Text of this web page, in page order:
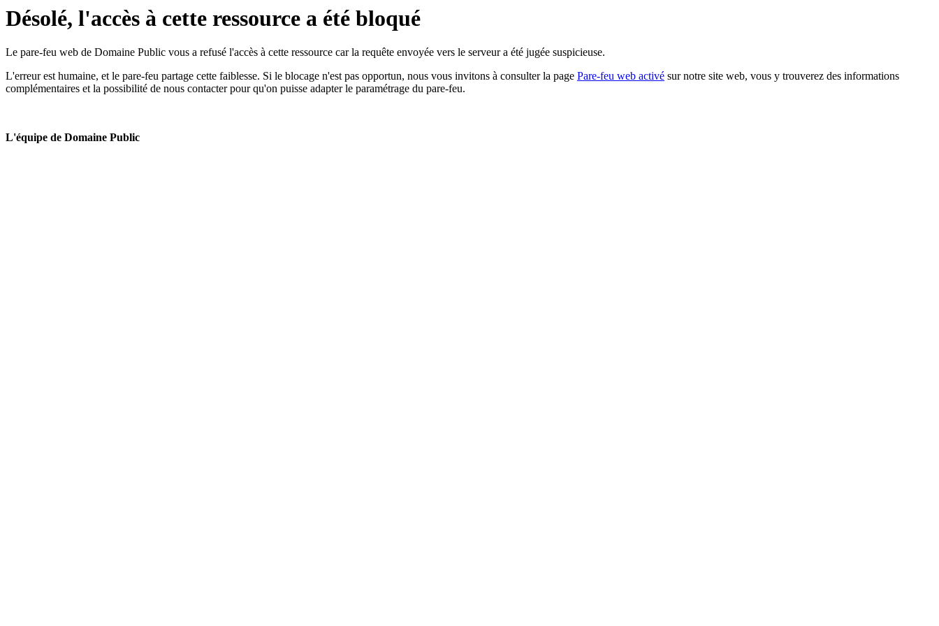
Désolé, l'accès à cette ressource a été bloqué
Le pare-feu web de Domaine Public vous a refusé l'accès à cette ressource car la requête envoyée vers le serveur a été jugée suspicieuse.
L'erreur est humaine, et le pare-feu partage cette faiblesse. Si le blocage n'est pas opportun, nous vous invitons à consulter la page Pare-feu web activé sur notre site web, vous y trouverez des informations
complémentaires et la possibilité de nous contacter pour qu'on puisse adapter le paramétrage du pare-feu.
L'équipe de Domaine Public